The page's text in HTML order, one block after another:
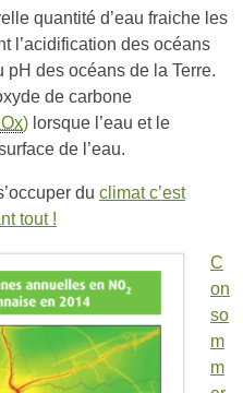
quantité d’eau fraiche les
l’acidification des océans
pH des océans de la Terre.
de carbone
) lorsque l’eau et le
de l’eau.
du climat c’est
tout !
C
on
so
m
m